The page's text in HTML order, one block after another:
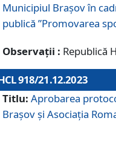
Municipiul Brașov în
publică ”Promovarea
Observații : Republică
918/21.12.2023
Titlu: Aprobarea
Brașov și Asociația